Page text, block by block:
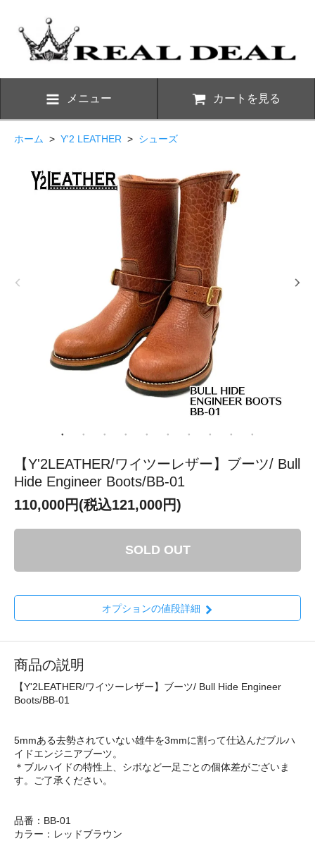
メニュー カートを見る
ホーム > Y'2 LEATHER > シューズ
【Y'2LEATHER/ワイツーレザー】ブーツ/ Bull
Hide Engineer Boots/BB-01
110,000円(税込121,000円)
SOLD OUT
オプションの値段詳細
商品の説明
【Y'2LEATHER/ワイツーレザー】ブーツ/ Bull Hide Engineer
Boots/BB-01
5mmある去勢されていない雄牛を3mmに割って仕込んだブルハ
イドエンジニアブーツ。
＊ブルハイドの特性上、シボなど一足ごとの個体差がございま
す。ご了承ください。
品番：BB-01
カラー：レッドブラウン